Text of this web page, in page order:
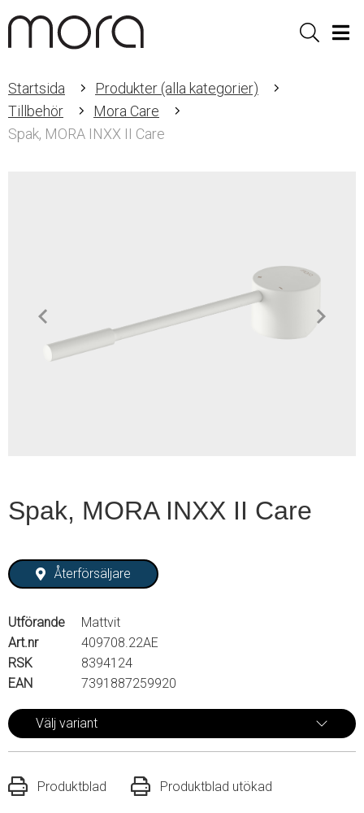
Sök
Startsida
Produkter (alla kategorier)
Tillbehör
Mora Care
Spak, MORA INXX II Care
Spak, MORA INXX II Care
Återförsäljare
Utförande
Mattvit
Art.nr
409708.22AE
RSK
8394124
EAN
7391887259920
Välj variant
Produktblad Produktblad utökad